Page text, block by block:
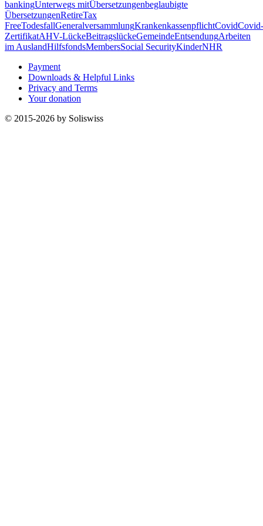
bankingUnterwegs mitÜbersetzungenbeglaubigte
ÜbersetzungenRetireTax
FreeTodesfallGeneralversammlungKrankenkassenpflichtCovidCovid-
ZertifikatAHV-LückeBeitragslückeGemeindeEntsendungArbeiten
im AuslandHilfsfondsMembersSocial SecurityKinderNHR
Payment
Downloads & Helpful Links
Privacy and Terms
Your donation
© 2015-2026 by Soliswiss